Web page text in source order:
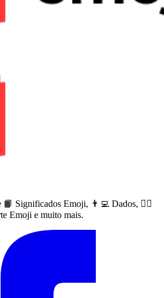
📙 Significados Emoji, 👨‍💻 Dados, 🙅‍♀️
Emoji e muito mais.